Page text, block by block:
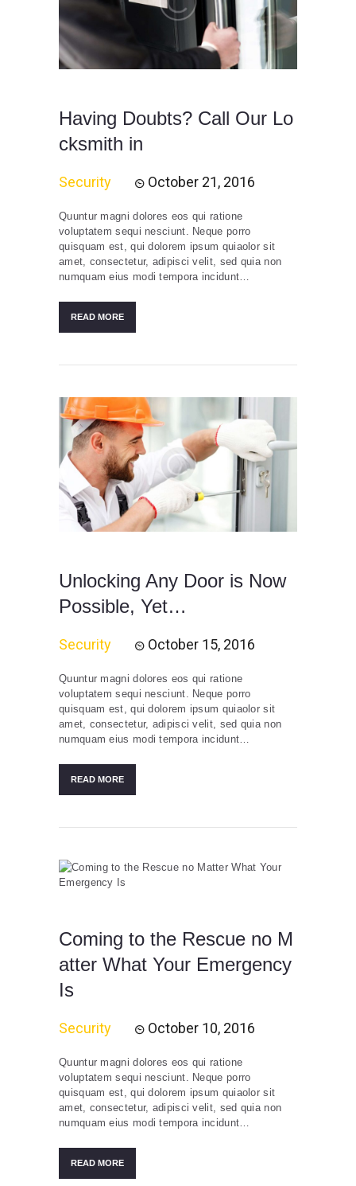
Having Doubts? Call Our Lo
cksmith in
Security October 21, 2016
Quuntur magni dolores eos qui ratione
voluptatem sequi nesciunt. Neque porro
quisquam est, qui dolorem ipsum quiaolor sit
amet, consectetur, adipisci velit, sed quia non
numquam eius modi tempora incidunt…
READ MORE
Unlocking Any Door is Now
Possible, Yet…
Security October 15, 2016
Quuntur magni dolores eos qui ratione
voluptatem sequi nesciunt. Neque porro
quisquam est, qui dolorem ipsum quiaolor sit
amet, consectetur, adipisci velit, sed quia non
numquam eius modi tempora incidunt…
READ MORE
Coming to the Rescue no M
atter What Your Emergency
Is
Security October 10, 2016
Quuntur magni dolores eos qui ratione
voluptatem sequi nesciunt. Neque porro
quisquam est, qui dolorem ipsum quiaolor sit
amet, consectetur, adipisci velit, sed quia non
numquam eius modi tempora incidunt…
READ MORE